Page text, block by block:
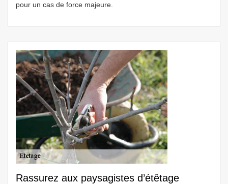
pour un cas de force majeure.
Rassurez aux paysagistes d’étêtage